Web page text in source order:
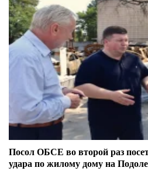
Посол ОБСЕ во второй раз
удара по жилому дому на Подоле